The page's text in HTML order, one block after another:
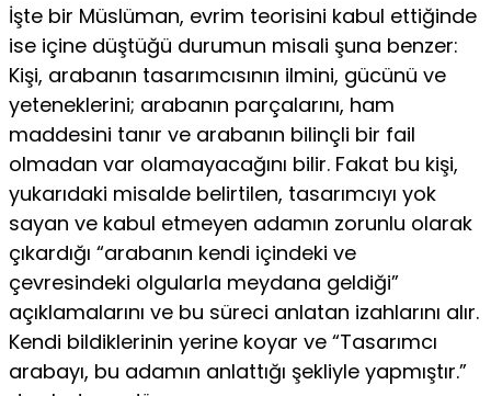
İşte bir Müslüman, evrim teorisini kabul ettiğinde
ise içine düştüğü durumun misali şuna benzer:
Kişi, arabanın tasarımcısının ilmini, gücünü ve
yeteneklerini; arabanın parçalarını, ham
maddesini tanır ve arabanın bilinçli bir fail
olmadan var olamayacağını bilir. Fakat bu kişi,
yukarıdaki misalde belirtilen, tasarımcıyı yok
sayan ve kabul etmeyen adamın zorunlu olarak
çıkardığı “arabanın kendi içindeki ve
çevresindeki olgularla meydana geldiği”
açıklamalarını ve bu süreci anlatan izahlarını alır.
Kendi bildiklerinin yerine koyar ve “Tasarımcı
arabayı, bu adamın anlattığı şekliyle yapmıştır.”